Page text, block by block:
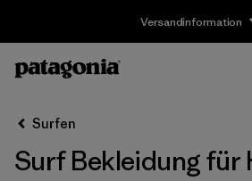
Versandinformation
Filter by
Größe
Surfen
Surf Bekleidung für